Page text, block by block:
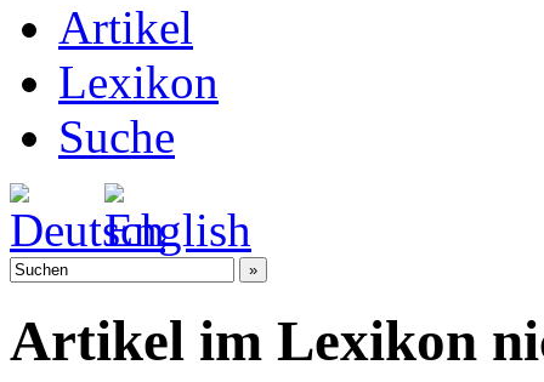
Artikel
Lexikon
Suche
Artikel im Lexikon